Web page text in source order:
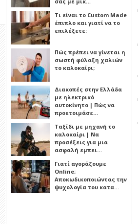
Τι είναι το Custom Made
έπιπλο και γιατί να το
επιλέξετε;
Πώς πρέπει να γίνεται η
σωστή φύλαξη χαλιών
το καλοκαίρι;
Διακοπές στην Ελλάδα
με ηλεκτρικό
αυτοκίνητο | Πώς να
προετοιμάσε…
Ταξίδι με μηχανή το
καλοκαίρι | Να
προσέξεις για μια
ασφαλή εμπει…
Γιατί αγοράζουμε
Online;
Αποκωδικοποιώντας την
ψυχολογία του κατα…